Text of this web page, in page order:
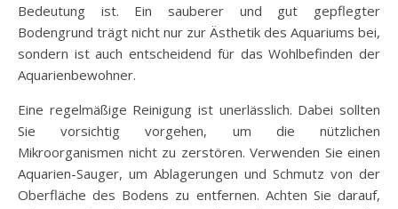
Bedeutung ist. Ein sauberer und gut gepflegter
Bodengrund trägt nicht nur zur Ästhetik des Aquariums bei,
sondern ist auch entscheidend für das Wohlbefinden der
Aquarienbewohner.
Eine regelmäßige Reinigung ist unerlässlich. Dabei sollten
Sie vorsichtig vorgehen, um die nützlichen
Mikroorganismen nicht zu zerstören. Verwenden Sie einen
Aquarien-Sauger, um Ablagerungen und Schmutz von der
Oberfläche des Bodens zu entfernen. Achten Sie darauf,